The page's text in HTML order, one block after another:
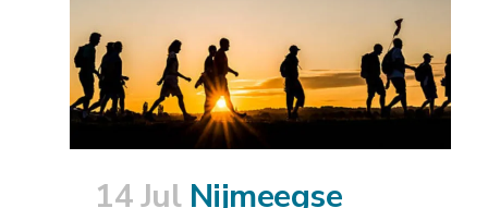
14 Jul Nijmeegse